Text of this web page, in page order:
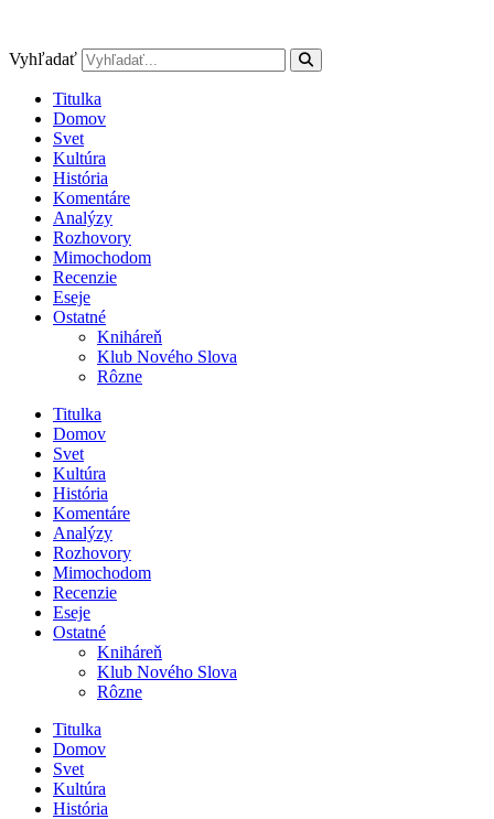
obsah
Vyhľadať
Titulka
Domov
Svet
Kultúra
História
Komentáre
Analýzy
Rozhovory
Mimochodom
Recenzie
Eseje
Ostatné
Kniháreň
Klub Nového Slova
Rôzne
Titulka
Domov
Svet
Kultúra
História
Komentáre
Analýzy
Rozhovory
Mimochodom
Recenzie
Eseje
Ostatné
Kniháreň
Klub Nového Slova
Rôzne
Titulka
Domov
Svet
Kultúra
História